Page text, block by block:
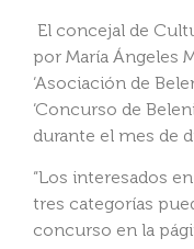
El concejal de
por María Ángeles
‘Asociación de
‘Concurso de
durante el mes de
“Los interesados
tres categorías
concurso en la